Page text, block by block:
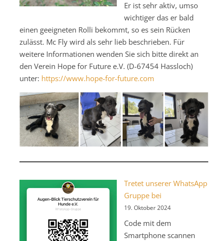
Er ist sehr aktiv, umso
wichtiger das er bald
einen geeigneten Rolli bekommt, so es sein Rücken
zulässt. Mc Fly wird als sehr lieb beschrieben. Für
weitere Informationen wenden Sie sich bitte direkt an
den Verein Hope for Future e.V. (D-67454 Hassloch)
unter: https://www.hope-for-future.com
Tretet unserer WhatsApp
Gruppe bei
19. Oktober 2024
Code mit dem
Smartphone scannen